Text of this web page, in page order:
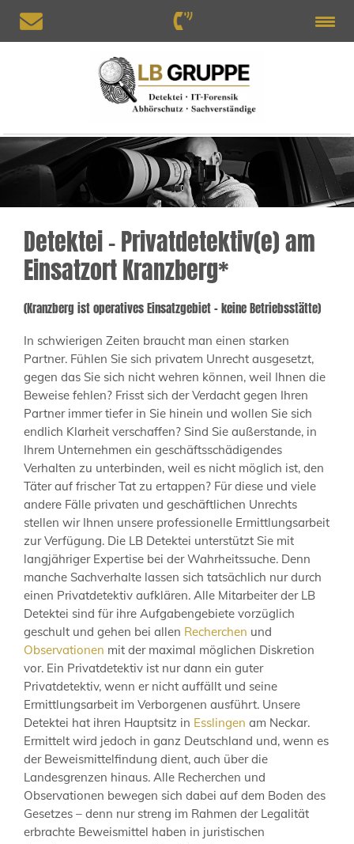
Detektei – Privatdetektiv(e) am
Einsatzort Kranzberg*
(Kranzberg ist operatives Einsatzgebiet – keine Betriebsstätte)
In schwierigen Zeiten braucht man einen starken
Partner. Fühlen Sie sich privatem Unrecht ausgesetzt,
gegen das Sie sich nicht wehren können, weil Ihnen die
Beweise fehlen? Frisst sich der Verdacht gegen Ihren
Partner immer tiefer in Sie hinein und wollen Sie sich
endlich Klarheit verschaffen? Sind Sie außerstande, in
Ihrem Unternehmen ein geschäftsschädigendes
Verhalten zu unterbinden, weil es nicht möglich ist, den
Täter auf frischer Tat zu ertappen? Für diese und viele
andere Fälle privaten und geschäftlichen Unrechts
stellen wir Ihnen unsere professionelle Ermittlungsarbeit
zur Verfügung. Die LB Detektei unterstützt Sie mit
langjähriger Expertise bei der Wahrheitssuche. Denn
manche Sachverhalte lassen sich tatsächlich nur durch
einen Privatdetektiv aufklären. Alle Mitarbeiter der LB
Detektei sind für ihre Aufgabengebiete vorzüglich
geschult und gehen bei allen Recherchen und
Observationen mit der maximal möglichen Diskretion
vor. Ein Privatdetektiv ist nur dann ein guter
Privatdetektiv, wenn er nicht auffällt und seine
Ermittlungsarbeit im Verborgenen ausführt. Unsere
Detektei hat ihren Hauptsitz in Esslingen am Neckar.
Ermittelt wird jedoch in ganz Deutschland und, wenn es
der Beweismittelfindung dient, auch über die
Landesgrenzen hinaus. Alle Recherchen und
Observationen bewegen sich dabei auf dem Boden des
Gesetzes – denn nur streng im Rahmen der Legalität
erbrachte Beweismittel haben in juristischen